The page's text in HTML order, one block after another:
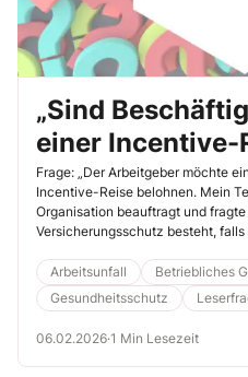
„Sind
einer Incentive-
Frage: „Der Arbeitgeber möchte
Incentive-Reise belohnen. Mein
Organisation beauftragt und
Versicherungsschutz besteht,
Arbeitsunfall
Betriebliches
Gesundheitsschutz
06.02.2026·1 Min Lesezeit